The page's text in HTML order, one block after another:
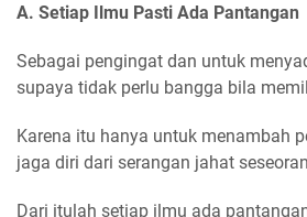
A. Setiap Ilmu Pasti Ada Pantangan
Sebagai pengingat dan untuk
supaya tidak perlu bangga bila
Karena itu hanya untuk menambah
jaga diri dari serangan jahat
Dari itulah setiap ilmu ada